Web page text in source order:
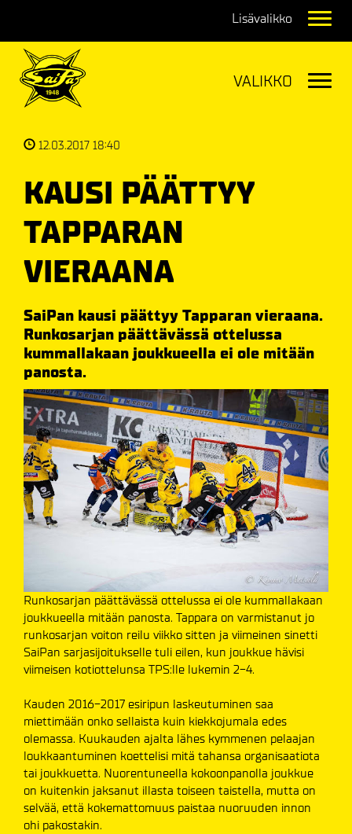
12.03.2017 18:40
KAUSI PÄÄTTYY
TAPPARAN
VIERAANA
SaiPan kausi päättyy Tapparan vieraana.
Runkosarjan päättävässä ottelussa
kummallakaan joukkueella ei ole mitään
panosta.
Runkosarjan päättävässä ottelussa ei ole kummallakaan
joukkueella mitään panosta. Tappara on varmistanut jo
runkosarjan voiton reilu viikko sitten ja viimeinen sinetti
SaiPan sarjasijoitukselle tuli eilen, kun joukkue hävisi
viimeisen kotiottelunsa TPS:lle lukemin 2-4.
Kauden 2016-2017 esiripun laskeutuminen saa
miettimään onko sellaista kuin kiekkojumala edes
olemassa. Kuukauden ajalta lähes kymmenen pelaajan
loukkaantuminen koettelisi mitä tahansa organisaatiota
tai joukkuetta. Nuorentuneella kokoonpanolla joukkue
on kuitenkin jaksanut illasta toiseen taistella, mutta on
selvää, että kokemattomuus paistaa nuoruuden innon
ohi pakostakin.